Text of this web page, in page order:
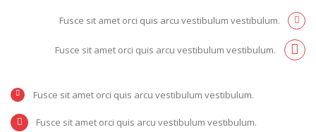
Fusce sit amet orci quis arcu vestibulum vestibulum.
Fusce sit amet orci quis arcu vestibulum vestibulum.
Fusce sit amet orci quis arcu vestibulum vestibulum.
Fusce sit amet orci quis arcu vestibulum vestibulum.